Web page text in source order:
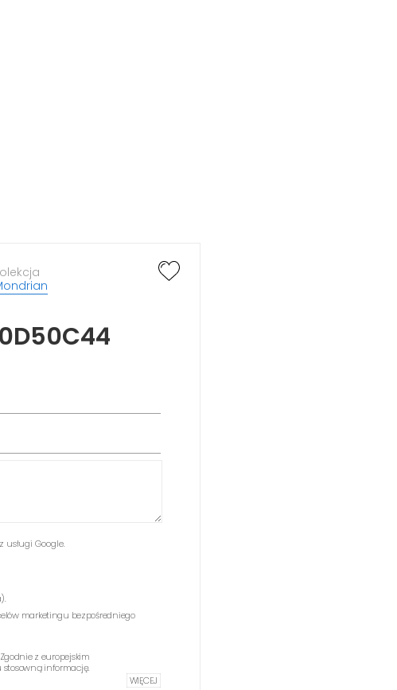
usługi Google.
marketingu bezpośredniego
z europejskim
stosowną informację.
WIĘCEJ